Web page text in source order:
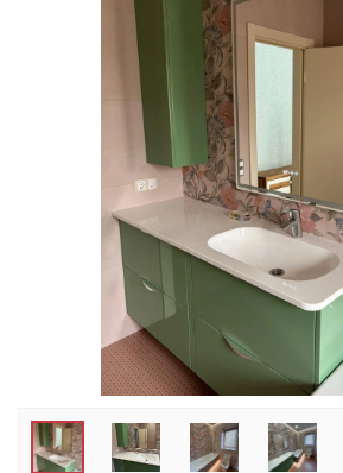
Адреса салонов
+7 (495) 532-06-30
Заказать звонок